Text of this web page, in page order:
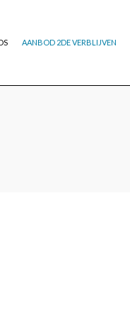
AANBOD 2DE VERBLIJVEN